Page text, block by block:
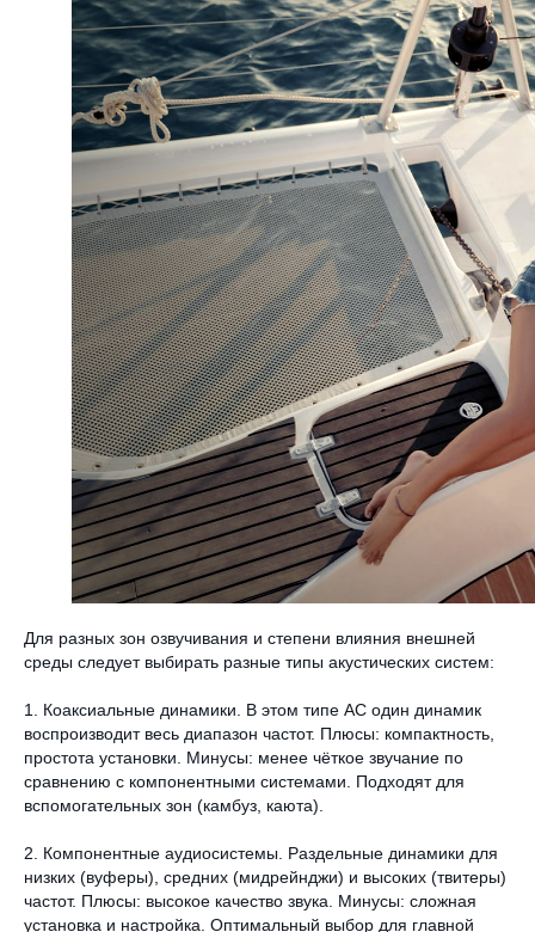
Для разных зон озвучивания и степени влияния внешней
среды следует выбирать разные типы акустических систем:
1. Коаксиальные динамики. В этом типе АС один динамик
воспроизводит весь диапазон частот. Плюсы: компактность,
простота установки. Минусы: менее чёткое звучание по
сравнению с компонентными системами. Подходят для
вспомогательных зон (камбуз, каюта).
2. Компонентные аудиосистемы. Раздельные динамики для
низких (вуферы), средних (мидрейнджи) и высоких (твитеры)
частот. Плюсы: высокое качество звука. Минусы: сложная
установка и настройка. Оптимальный выбор для главной